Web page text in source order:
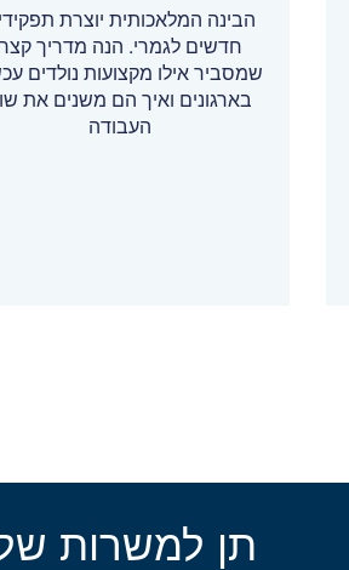
הבינה המלאכותית יוצרת
חדשים לגמרי. הנה מדריך קצר
שמסביר אילו מקצועות נולדים
בארגונים ואיך הם משנים את
העבודה
תן למשרות